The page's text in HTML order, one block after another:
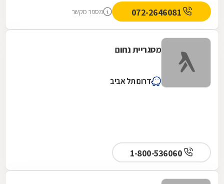
מספר מקשר
מסגריית נחום
דרום תל אביב